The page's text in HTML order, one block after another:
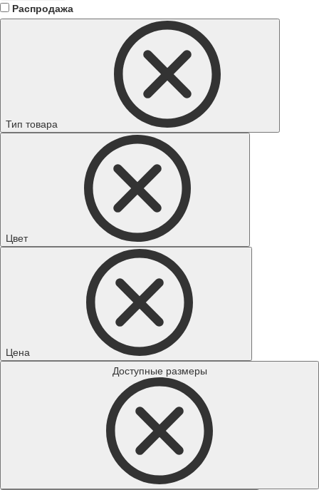
Распродажа
Тип товара
Цвет
Цена
Доступные размеры